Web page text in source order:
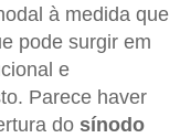
à medida que
pode surgir em
e
Parece haver
do sínodo